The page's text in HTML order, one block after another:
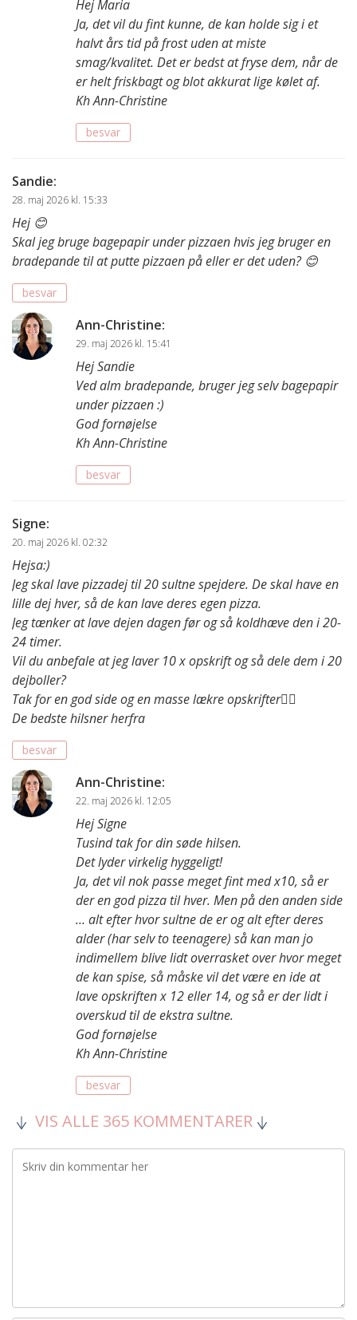
Hej Maria
Ja, det vil du fint kunne, de kan holde sig i et
halvt års tid på frost uden at miste
smag/kvalitet. Det er bedst at fryse dem, når de
er helt friskbagt og blot akkurat lige kølet af.
Kh Ann-Christine
besvar
Sandie:
28. maj 2026 kl. 15:33
Hej 😊
Skal jeg bruge bagepapir under pizzaen hvis jeg bruger en
bradepande til at putte pizzaen på eller er det uden? 😊
besvar
Ann-Christine:
29. maj 2026 kl. 15:41
Hej Sandie
Ved alm bradepande, bruger jeg selv bagepapir
under pizzaen :)
God fornøjelse
Kh Ann-Christine
besvar
Signe:
20. maj 2026 kl. 02:32
Hejsa:)
Jeg skal lave pizzadej til 20 sultne spejdere. De skal have en
lille dej hver, så de kan lave deres egen pizza.
Jeg tænker at lave dejen dagen før og så koldhæve den i 20-
24 timer.
Vil du anbefale at jeg laver 10 x opskrift og så dele dem i 20
dejboller?
Tak for en god side og en masse lækre opskrifter👌🏻
De bedste hilsner herfra
besvar
Ann-Christine:
22. maj 2026 kl. 12:05
Hej Signe
Tusind tak for din søde hilsen.
Det lyder virkelig hyggeligt!
Ja, det vil nok passe meget fint med x10, så er
der en god pizza til hver. Men på den anden side
… alt efterhvor sultnede er og alt efter deres
alder (har selv to teenagere) så kan man jo
indimellem blive lidt overrasket over hvor meget
de kan spise, så måske vil det være en ide at
lave opskriften x 12 eller 14, og så er der lidt i
overskud til de ekstra sultne.
God fornøjelse
Kh Ann-Christine
besvar
VIS ALLE 365 KOMMENTARER